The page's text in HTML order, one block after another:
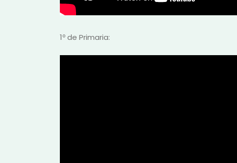
1º de Primaria: